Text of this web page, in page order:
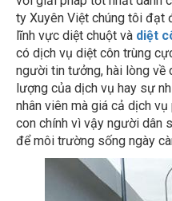
ty Xuyên Việt chúng tôi đạt
lĩnh vực diệt chuột vàdiệt
có dịch vụ diệt côn trùng
người tin tưởng, hài lòng về
lượng của dịch vụ hay sự
nhân viên mà giá cả dịch
con chính vì vậy người dân
để môi trường sống ngày